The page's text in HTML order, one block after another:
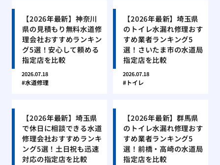
【2026年最新】神奈川
県の見積もり無料水道修
理会社おすすめランキン
グ5選！安心して頼める
指定店を比較
2026.07.18
水道修理
【2026年最新】埼玉県
のトイレ水漏れ修理おす
すめ業者ランキング5
選！さいたま市の水道局
指定店を比較
2026.07.18
トイレ
【2026年最新】埼玉県
で休日に相談できる水道
修理会社おすすめランキ
ング5選！土日祝も迅速
対応の指定店を比較
【2026年最新】群馬県
のトイレ水漏れ修理おす
すめ業者ランキング5
選！前橋・高崎の水道局
指定店を比較